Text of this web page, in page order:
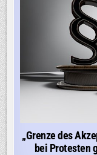
„Grenze des
bei Protesten